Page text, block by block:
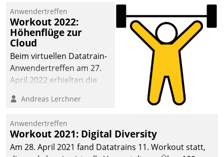
Mammutprojekte
meistern und Workloads
wuppen – bei zunehmend
anspruchsvollen
Aufgaben und
abnehmendem
Anwendertreffen
Workout 2022:
Höhenflüge zur
Cloud
Beim virtuellen Datatrain-
Anwendertreffen am 27.
April 2022 erhielten die
Teilnehmer kurzweilige
Cloud-Strategien und -
Lösungen mit hohem
Zukunftspotenzial.
Andreas Lerchner
Anwendertreffen
Workout 2021: Digital Diversity
Am 28. April 2021 fand Datatrains 11. Workout statt,